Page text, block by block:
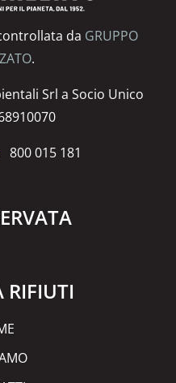
da GRUPPO
.
Srl a Socio Unico
800 015 181
RIFIUTI